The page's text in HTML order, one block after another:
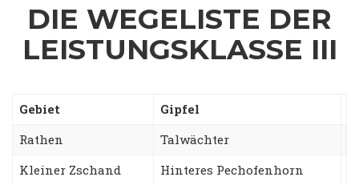
DIE WEGELISTE DER
LEISTUNGSKLASSE III
Gebiet Gipfel
Rathen
Talwächter
Kleiner Zschand
Hinteres Pechofenhorn